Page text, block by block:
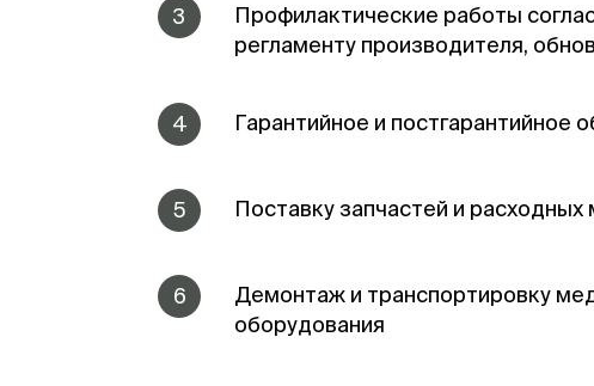
3
Профилактические работы
регламенту производителя,
4 Гарантийное и постгарантийное
5 Поставку запчастей и расходных
6
Демонтаж и транспортировку
оборудования